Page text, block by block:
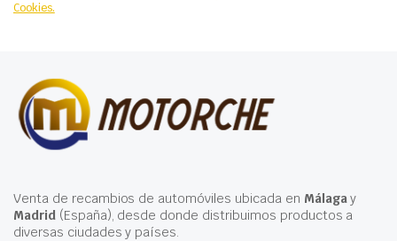
Cookies.
Venta de recambios de automóviles ubicada en Málagay
Madrid(España), desde donde distribuimos productos a
diversas ciudades y países.